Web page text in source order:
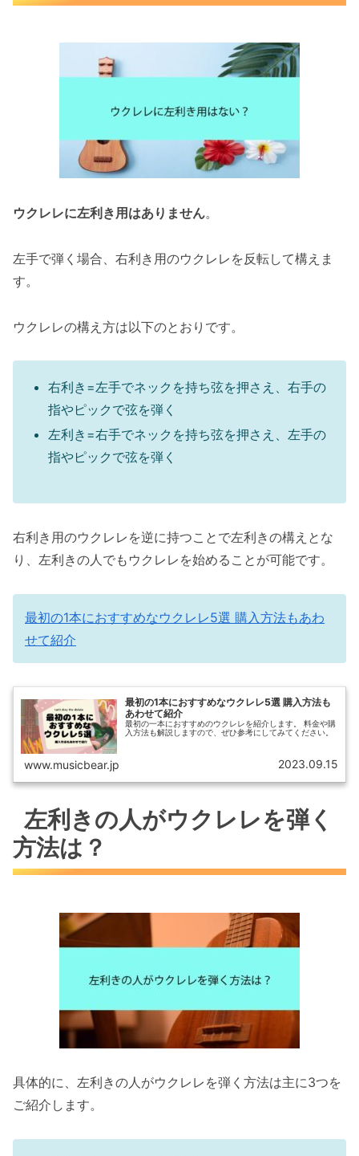
ウクレレに左利き用はありません。
左手で弾く場合、右利き用のウクレレを反転して構えま
す。
ウクレレの構え方は以下のとおりです。
右利き=左手でネックを持ち弦を押さえ、右手の
指やピックで弦を弾く
左利き=右手でネックを持ち弦を押さえ、左手の
指やピックで弦を弾く
右利き用のウクレレを逆に持つことで左利きの構えとな
り、左利きの人でもウクレレを始めることが可能です。
最初の1本におすすめなウクレレ5選 購入方法もあわ
せて紹介
最初の1本におすすめなウクレレ5選 購入方法も
あわせて紹介
最初の一本におすすめのウクレレを紹介します。 料金や購
入方法も解説しますので、ぜひ参考にしてみてください。
www.musicbear.jp 2023.09.15
左利きの人がウクレレを弾く
方法は？
具体的に、左利きの人がウクレレを弾く方法は主に3つを
ご紹介します。